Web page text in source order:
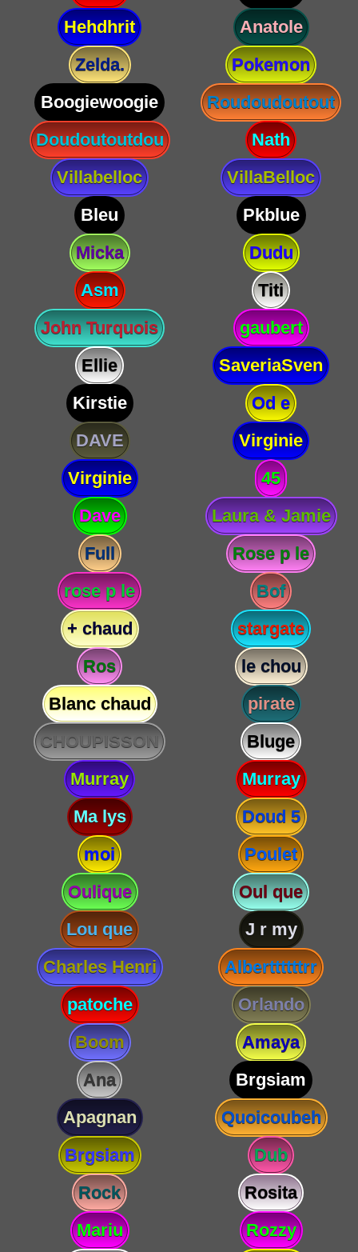
Hehdhrit
Anatole
Zelda.
Pokemon
Boogiewoogie
Roudoudoutout
Doudoutoutdou
Nath
Villabelloc
VillaBelloc
Bleu
Pkblue
Micka
Dudu
Asm
Titi
John Turquois
gaubert
Ellie
SaveriaSven
Kirstie
Od e
DAVE
Virginie
Virginie
45
Dave
Laura & Jamie
Full
Rose p le
rose p le
Bof
+ chaud
stargate
Ros
le chou
Blanc chaud
pirate
CHOUPISSON
Bluge
Murray
Murray
Ma lys
Doud 5
moi
Poulet
Oulique
Oul que
Lou que
J r my
Charles Henri
Alberttttttrr
patoche
Orlando
Boom
Amaya
Ana
Brgsiam
Apagnan
Quoicoubeh
Brgsiam
Dub
Rock
Rosita
Mariu
Rozzy